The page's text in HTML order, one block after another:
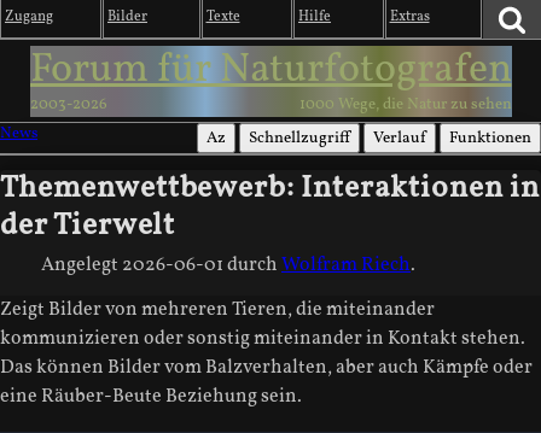
Zugang Bilder Texte Hilfe Extras
Forum für Naturfotografen
2003-2026
1000 Wege, die Natur zu sehen
News
Az Schnellzugriff Verlauf Funktionen
Themenwettbewerb: Interaktionen in
der Tierwelt
Angelegt 2026-06-01durchWolfram Riech.
Zeigt Bilder von mehreren Tieren, die miteinander
kommunizieren oder sonstig miteinander in Kontakt stehen.
Das können Bilder vom Balzverhalten, aber auch Kämpfe oder
eine Räuber-Beute Beziehung sein.